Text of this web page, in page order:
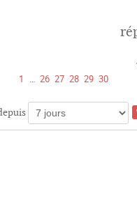
1 … 26 27 28 29 30